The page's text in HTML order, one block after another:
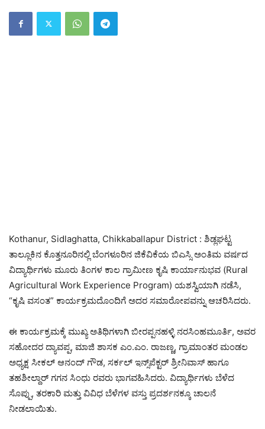
Kothanur, Sidlaghatta, Chikkaballapur District : ಶಿಡ್ಲಘಟ್ಟ
ತಾಲ್ಲೂಕಿನ ಕೊತ್ತನೂರಿನಲ್ಲಿ ಬೆಂಗಳೂರಿನ ಜಿಕೆವಿಕೆಯ ಬಿಎಸ್ಸಿ ಅಂತಿಮ ವರ್ಷದ
ವಿದ್ಯಾರ್ಥಿಗಳು ಮೂರು ತಿಂಗಳ ಕಾಲ ಗ್ರಾಮೀಣ ಕೃಷಿ ಕಾರ್ಯಾನುಭವ (Rural
Agricultural Work Experience Program) ಯಶಸ್ವಿಯಾಗಿ ನಡೆಸಿ,
“ಕೃಷಿ ವಸಂತ” ಕಾರ್ಯಕ್ರಮದೊಂದಿಗೆ ಅದರ ಸಮಾರೋಪವನ್ನು ಆಚರಿಸಿದರು.
ಈ ಕಾರ್ಯಕ್ರಮಕ್ಕೆ ಮುಖ್ಯ ಅತಿಥಿಗಳಾಗಿ ಬೀರಪ್ಪನಹಳ್ಳಿ ನರಸಿಂಹಮೂರ್ತಿ, ಅವರ
ಸಹೋದರ ದ್ಯಾವಪ್ಪ, ಮಾಜಿ ಶಾಸಕ ಎಂ.ಎಂ. ರಾಜಣ್ಣ, ಗ್ರಾಮಾಂತರ ಮಂಡಲ
ಅಧ್ಯಕ್ಷ ಸೀಕಲ್ ಆನಂದ್ ಗೌಡ, ಸರ್ಕಲ್ ಇನ್ಸ್‌ಪೆಕ್ಟರ್ ಶ್ರೀನಿವಾಸ್ ಹಾಗೂ
ತಹಶೀಲ್ದಾರ್ ಗಗನ ಸಿಂಧು ರವರು ಭಾಗವಹಿಸಿದರು. ವಿದ್ಯಾರ್ಥಿಗಳು ಬೆಳೆದ
ಸೊಪ್ಪು, ತರಕಾರಿ ಮತ್ತು ವಿವಿಧ ಬೆಳೆಗಳ ವಸ್ತು ಪ್ರದರ್ಶನಕ್ಕೂ ಚಾಲನೆ
ನೀಡಲಾಯಿತು.